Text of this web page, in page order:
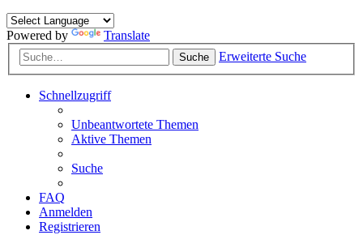
Powered by Translate
Suche Erweiterte Suche
Schnellzugriff
Unbeantwortete Themen
Aktive Themen
Suche
FAQ
Anmelden
Registrieren